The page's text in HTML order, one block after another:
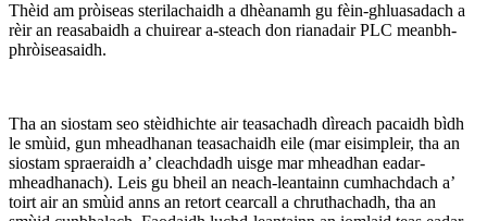
Thèid am pròiseas sterilachaidh a dhèanamh gu fèin-ghluasadach a
rèir an reasabaidh a chuirear a-steach don rianadair PLC meanbh-
phròiseasaidh.
Tha an siostam seo stèidhichte air teasachadh dìreach pacaidh bìdh
le smùid, gun mheadhanan teasachaidh eile (mar eisimpleir, tha an
siostam spraeraidh a’ cleachdadh uisge mar mheadhan eadar-
mheadhanach). Leis gu bheil an neach-leantainn cumhachdach a’
toirt air an smùid anns an retort cearcall a chruthachadh, tha an